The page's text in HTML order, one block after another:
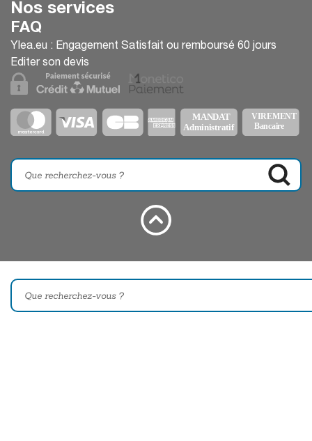
Nos services
FAQ
Ylea.eu : Engagement Satisfait ou remboursé 60 jours
Editer son devis